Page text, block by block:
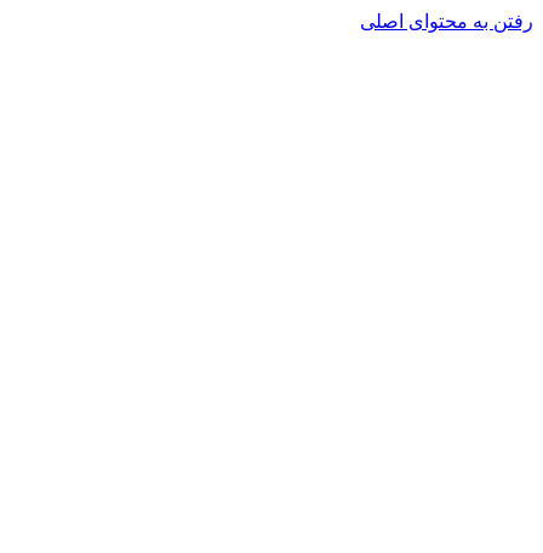
رفتن به محتوای اصلی